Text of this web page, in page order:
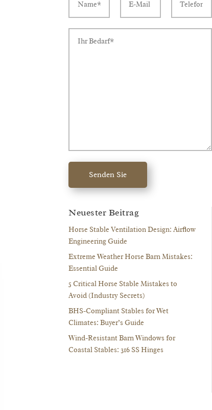
Senden Sie
Neuester Beitrag
Horse Stable Ventilation Design: Airflow
Engineering Guide
Extreme Weather Horse Barn Mistakes:
Essential Guide
5 Critical Horse Stable Mistakes to
Avoid (Industry Secrets)
BHS-Compliant Stables for Wet
Climates: Buyer’s Guide
Wind-Resistant Barn Windows for
Coastal Stables: 316 SS Hinges